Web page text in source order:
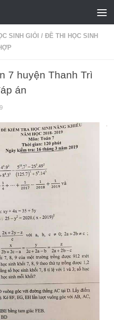
SINH GIỎI / ĐỀ THI HỌC SINH
7 huyện Thanh Trì
án